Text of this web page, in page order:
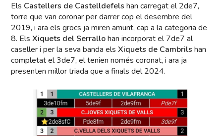
Els Castellers de Castelldefels han carregat el 2de7,
torre que van coronar per darrer cop el desembre del
2019, i ara els grocs ja miren amunt, cap a la categoria de
8. ElsXiquets del Serrallohan incorporat el 7de7 al
caseller i per la seva banda elsXiquets de Cambrils han
completat el 3de7, el tenien només coronat, i ara ja
presenten millor triada que a finals del 2024.